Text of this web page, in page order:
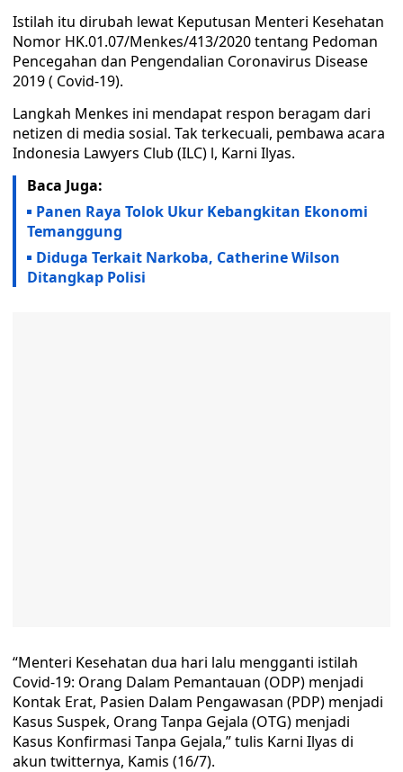
Istilah itu dirubah lewat Keputusan Menteri Kesehatan
Nomor HK.01.07/Menkes/413/2020 tentang Pedoman
Pencegahan dan Pengendalian Coronavirus Disease
2019 ( Covid-19).
Langkah Menkes ini mendapat respon beragam dari
netizen di media sosial. Tak terkecuali, pembawa acara
Indonesia Lawyers Club (ILC) l, Karni Ilyas.
Baca Juga:
Panen Raya Tolok Ukur Kebangkitan Ekonomi
Temanggung
Diduga Terkait Narkoba, Catherine Wilson
Ditangkap Polisi
“Menteri Kesehatan dua hari lalu mengganti istilah
Covid-19: Orang Dalam Pemantauan (ODP) menjadi
Kontak Erat, Pasien Dalam Pengawasan (PDP) menjadi
Kasus Suspek, Orang Tanpa Gejala (OTG) menjadi
Kasus Konfirmasi Tanpa Gejala,” tulis Karni Ilyas di
akun twitternya, Kamis (16/7).